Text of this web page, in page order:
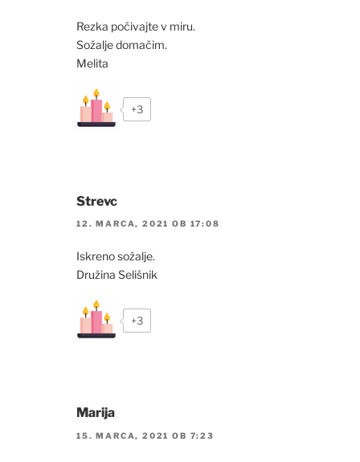
Rezka počivajte v miru.
Sožalje domačim.
Melita
+3
Strevc
12. MARCA, 2021 OB 17:08
Iskreno sožalje.
Družina Selišnik
+3
Marija
15. MARCA, 2021 OB 7:23